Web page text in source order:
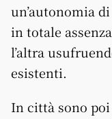
un’autonomia
in totale
l’altra
esistenti.
In città sono